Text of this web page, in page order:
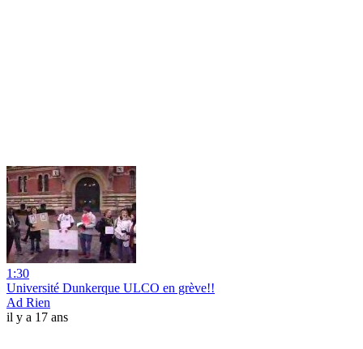
1:30
Université Dunkerque ULCO en grève!!
Ad Rien
il y a 17 ans